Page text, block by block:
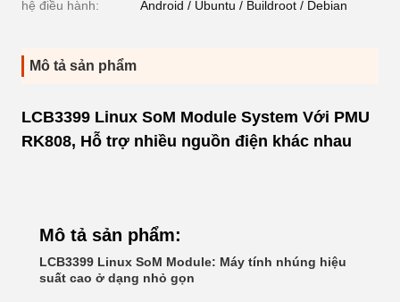
hệ điều hành: Android / Ubuntu / Buildroot / Debian
Mô tả sản phẩm
LCB3399 Linux SoM Module System Với PMU
RK808, Hỗ trợ nhiều nguồn điện khác nhau
Mô tả sản phẩm:
LCB3399 Linux SoM Module: Máy tính nhúng hiệu
suất cao ở dạng nhỏ gọn